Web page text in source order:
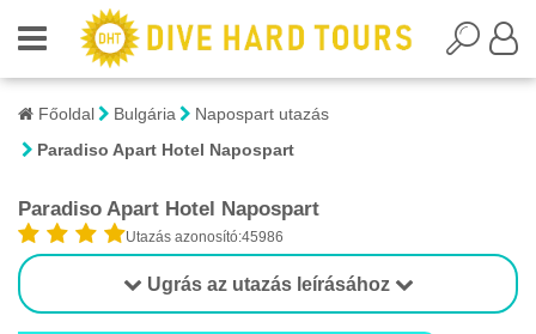
Főoldal Bulgária
Napospart utazás
Paradiso Apart Hotel Napospart
Paradiso Apart Hotel Napospart
Utazás azonosító:45986
Ugrás az utazás leírásához